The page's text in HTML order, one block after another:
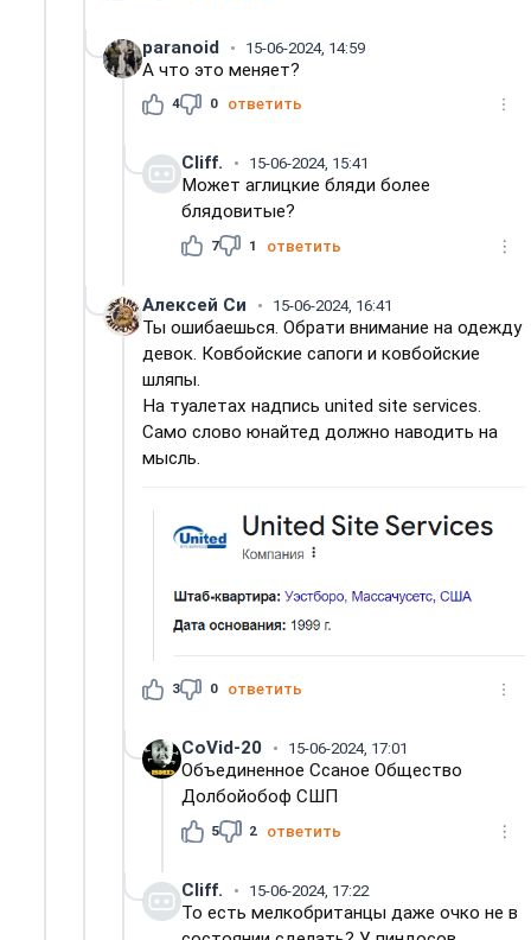
paranoid 15-06-2024, 14:59
А что это меняет?
4 0 ответить
Cliff. 15-06-2024, 15:41
Может аглицкие бляди более
блядовитые?
7 1 ответить
Алексей Си 15-06-2024, 16:41
Ты ошибаешься. Обрати внимание на одежду
девок. Ковбойские сапоги и ковбойские
шляпы.
На туалетах надпись united site services.
Само слово юнайтед должно наводить на
мысль.
3 0 ответить
CoVid-20 15-06-2024, 17:01
Объединенное Ссаное Общество
Долбойобоф СШП
5 2 ответить
Cliff. 15-06-2024, 17:22
То есть мелкобританцы даже очко не в